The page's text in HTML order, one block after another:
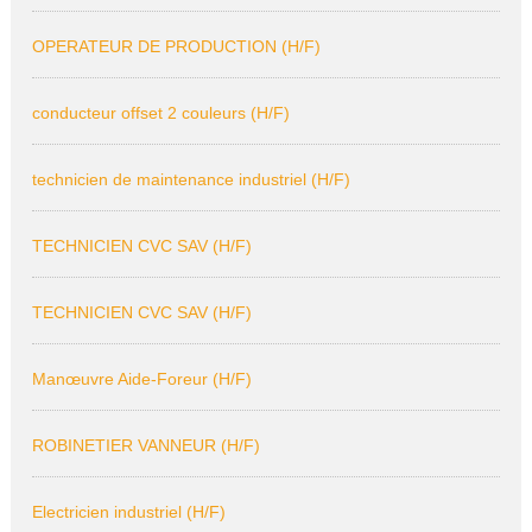
OPERATEUR DE PRODUCTION (H/F)
conducteur offset 2 couleurs (H/F)
technicien de maintenance industriel (H/F)
TECHNICIEN CVC SAV (H/F)
TECHNICIEN CVC SAV (H/F)
Manœuvre Aide-Foreur (H/F)
ROBINETIER VANNEUR (H/F)
Electricien industriel (H/F)